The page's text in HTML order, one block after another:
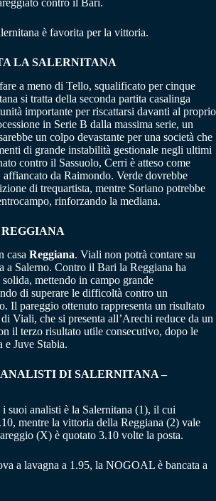
contro il Bari.
è favorita per la vittoria.
LA SALERNITANA
a meno di Tello, squalificato per cinque
si tratta della seconda partita casalinga
importante per riscattarsi davanti al proprio
in Serie B dalla massima serie, un
un colpo devastante per una società che
di grande instabilità gestionale negli ultimi
contro il Sassuolo, Cerri è atteso come
da Raimondo. Verde dovrebbe
di trequartista, mentre Soriano potrebbe
rinforzando la mediana.
casa Reggiana. Viali non potrà contare su
a Salerno. Contro il Bari la Reggiana ha
mettendo in campo grande
di superare le difficoltà contro un
Il pareggio ottenuto rappresenta un risultato
Viali, che si presenta all’Arechi reduce da un
il terzo risultato utile consecutivo, dopo le
Juve Stabia.
DI SALERNITANA –
i suoi analisti è la Salernitana (1), il cui
mentre la vittoria della Reggiana (2) vale
(X) è quotato 3.10 volte la posta.
a lavagna a 1.95, la NOGOAL è bancata a